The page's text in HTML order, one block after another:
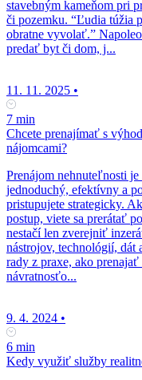
stavebným kameňom pri
či pozemku. “Ľudia túžia
obratne vyvolať.”
predať byt či dom, j...
11. 11. 2025 •
7 min
Chcete prenajímať s
nájomcami?
Prenájom nehnuteľnosti
jednoduchý, efektívny a
pristupujete strategicky.
postup, viete sa prerátať
nestačí len zverejniť
nástrojov, technológií, dát
rady z praxe, ako
návratnosťo...
9. 4. 2024 •
6 min
Kedy využiť služby